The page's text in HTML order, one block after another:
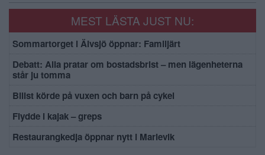
MEST LÄSTA JUST NU:
Sommartorget i Älvsjö öppnar: Familjärt
Debatt: Alla pratar om bostadsbrist – men lägenheterna
står ju tomma
Bilist körde på vuxen och barn på cykel
Flydde i kajak – greps
Restaurangkedja öppnar nytt i Marievik